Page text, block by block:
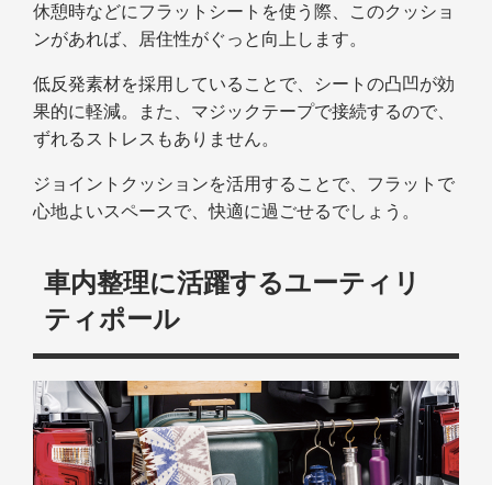
休憩時などにフラットシートを使う際、このクッショ
ンがあれば、居住性がぐっと向上します。
低反発素材を採用していることで、シートの凸凹が効
果的に軽減。また、マジックテープで接続するので、
ずれるストレスもありません。
ジョイントクッションを活用することで、フラットで
心地よいスペースで、快適に過ごせるでしょう。
車内整理に活躍するユーティリ
ティポール